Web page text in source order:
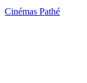
Cinémas Pathé